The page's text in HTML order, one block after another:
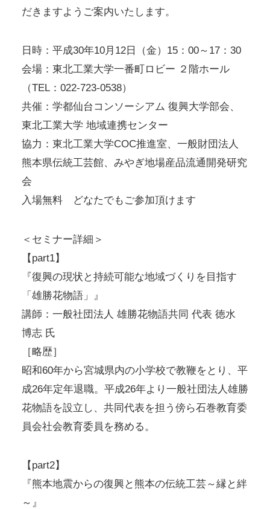
だきますようご案内いたします。
日時：平成30年10月12日（金）15：00～17：30
会場：東北工業大学一番町ロビー ２階ホール
（TEL：022-723-0538）
共催：学都仙台コンソーシアム 復興大学部会、
東北工業大学 地域連携センター
協力：東北工業大学COC推進室、一般財団法人
熊本県伝統工芸館、みやぎ地場産品流通開発研究
会
入場無料 どなたでもご参加頂けます
＜セミナー詳細＞
【part1】
『復興の現状と持続可能な地域づくりを目指す
「雄勝花物語」』
講師：一般社団法人 雄勝花物語共同 代表 徳水
博志 氏
［略歴］
昭和60年から宮城県内の小学校で教鞭をとり、平
成26年定年退職。平成26年より一般社団法人雄勝
花物語を設立し、共同代表を担う傍ら石巻教育委
員会社会教育委員を務める。
【part2】
『熊本地震からの復興と熊本の伝統工芸～縁と絆
～』